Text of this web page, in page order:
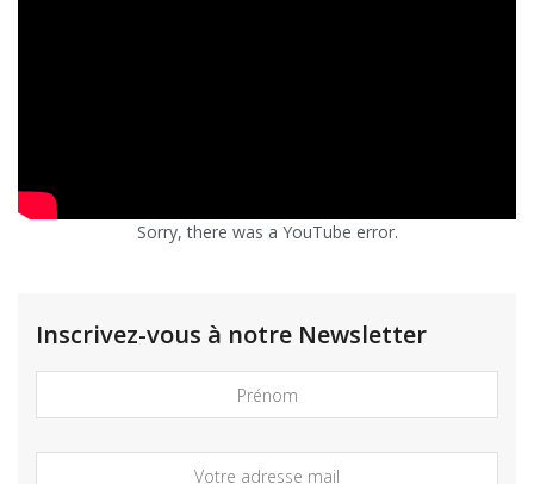
Sorry, there was a YouTube error.
Inscrivez-vous à notre Newsletter